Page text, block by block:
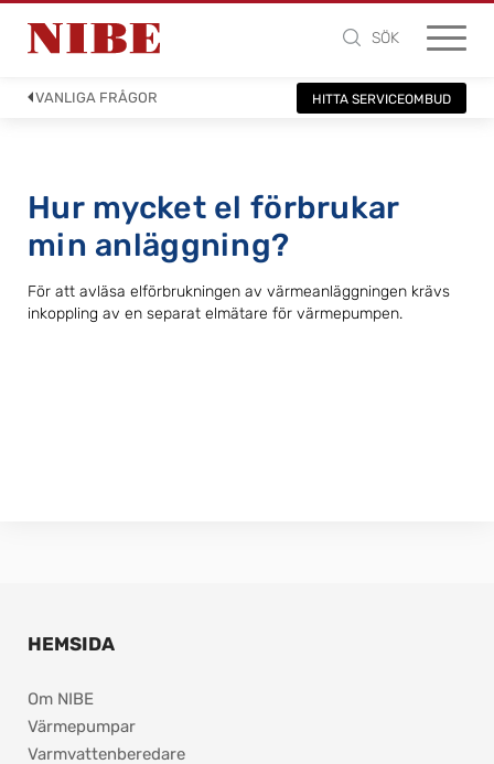
SÖK
VANLIGA FRÅGOR HITTA SERVICEOMBUD
Hur mycket el förbrukar
min anläggning?
För att avläsa elförbrukningen av värmeanläggningen krävs
inkoppling av en separat elmätare för värmepumpen.
HEMSIDA
Om NIBE
Värmepumpar
Varmvattenberedare